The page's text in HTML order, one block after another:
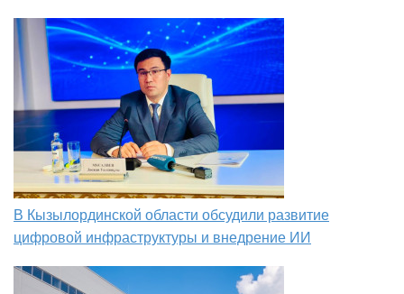
В Кызылординской области обсудили развитие
цифровой инфраструктуры и внедрение ИИ